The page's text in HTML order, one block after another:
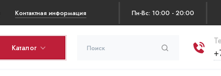
Контактная информация Пн-Вс: 10:00 - 20:00
Каталог